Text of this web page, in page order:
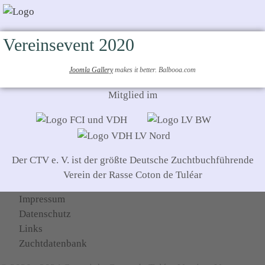
Vereinsevent 2020
Joomla Gallerymakes it better. Balbooa.com
Mitglied im
Der CTV e. V. ist der größte Deutsche Zuchtbuchführende
Verein der Rasse Coton de Tuléar
Impressum
Datenschutz
Links
Zuchtdatenbank